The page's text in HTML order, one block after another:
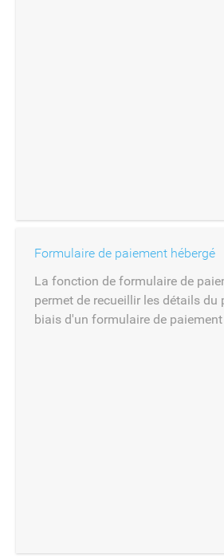
Formulaire de paiement hébergé
La fonction de formulaire de
permet de recueillir les détails du
biais d'un formulaire de paiement